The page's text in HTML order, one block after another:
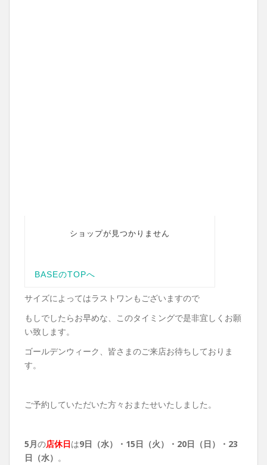
サイズによってはラストワンもございますので
もしでしたらお早めな、このタイミングで是非宜しくお願
い致します。
ゴールデンウィーク、皆さまのご来店お待ちしておりま
す。
ご予約していただいた方々おまたせいたしました。
5月の店休日は9日（水）・ 15日（火）・20日（日）・23
日（水） 。